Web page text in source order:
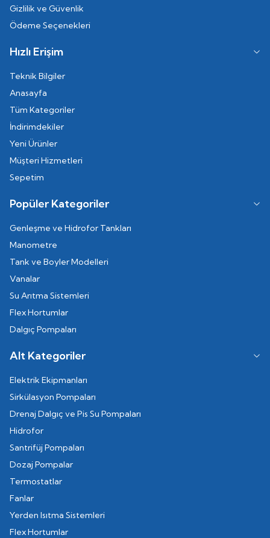
Gizlilik ve Güvenlik
Ödeme Seçenekleri
Hızlı Erişim
Teknik Bilgiler
Anasayfa
Tüm Kategoriler
İndirimdekiler
Yeni Ürünler
Müşteri Hizmetleri
Sepetim
Popüler Kategoriler
Genleşme ve Hidrofor Tankları
Manometre
Tank ve Boyler Modelleri
Vanalar
Su Arıtma Sistemleri
Flex Hortumlar
Dalgıç Pompaları
Alt Kategoriler
Elektrik Ekipmanları
Sirkülasyon Pompaları
Drenaj Dalgıç ve Pis Su Pompaları
Hidrofor
Santrifüj Pompaları
Dozaj Pompalar
Termostatlar
Fanlar
Yerden Isıtma Sistemleri
Flex Hortumlar